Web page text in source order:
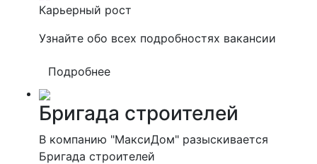
Карьерный рост
Узнайте обо всех подробностях вакансии
Подробнее
Бригада строителей
В компанию "МаксиДом" разыскивается
Бригада строителей